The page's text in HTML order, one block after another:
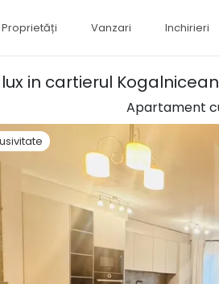
Proprietăți Vanzari Inchirieri
in cartierul
Apartament